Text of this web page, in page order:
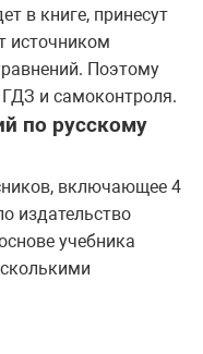
в книге, принесут
источником
Поэтому
и самоконтроля.
по русскому
включающее 4
издательство
учебника